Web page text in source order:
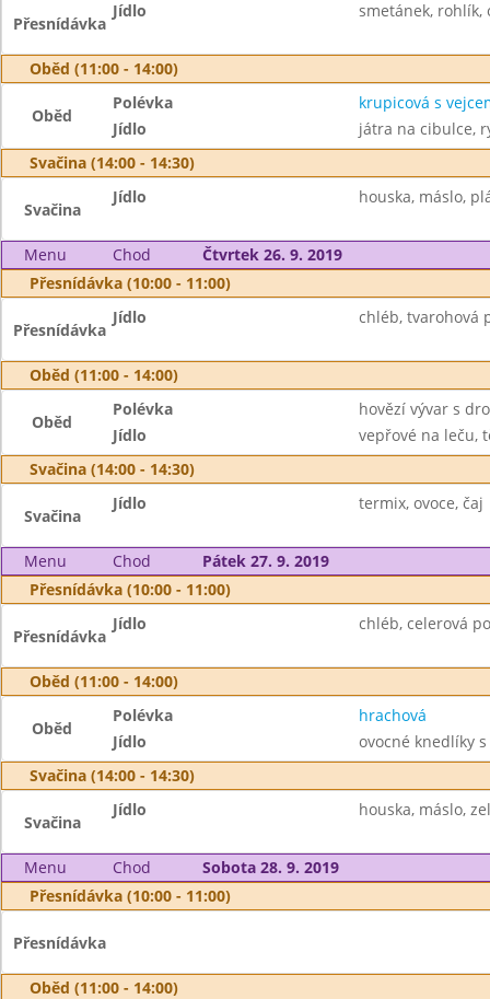
Přesnídávka
Jídlo smetánek, rohlík,
Oběd (11:00 - 14:00)
Oběd
Polévka
krupicová s
Jídlo
játra na cibulce,
Svačina (14:00 - 14:30)
Svačina
Jídlo houska, máslo,
Menu Chod
Čtvrtek 26. 9. 2019
Přesnídávka (10:00 - 11:00)
Přesnídávka
Jídlo chléb, tvarohová
Oběd (11:00 - 14:00)
Oběd
Polévka
hovězí vývar s
Jídlo
vepřové na leču,
Svačina (14:00 - 14:30)
Svačina
Jídlo termix, ovoce, čaj
Menu Chod
Pátek 27. 9. 2019
Přesnídávka (10:00 - 11:00)
Přesnídávka
Jídlo chléb, celerová
Oběd (11:00 - 14:00)
Oběd
Polévka
hrachová
Jídlo
ovocné knedlíky
Svačina (14:00 - 14:30)
Svačina
Jídlo houska, máslo,
Menu Chod
Sobota 28. 9. 2019
Přesnídávka (10:00 - 11:00)
Přesnídávka
Oběd (11:00 - 14:00)